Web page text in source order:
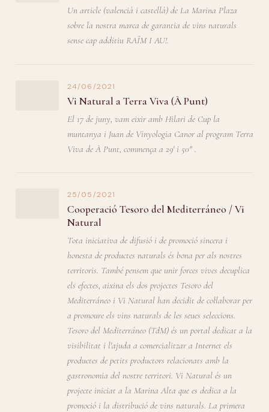
Un article (valencià i castellà) de La Marina Plaza
sobre la nostra marca de garantia de vins naturals
sense cap additiu RAÏM I AU!.
24/06/2021
Vi Natural a Terra Viva (À Punt)
El 17 de juny, vam eixir amb Hilari de Cup la
muntanya i Juan de Vinyologia Canor al program Terra
Viva de À Punt, commença a 29' i 50" .
25/05/2021
Cooperació Tesoro del Mediterráneo / Vi
Natural
Tota iniciativa de difusió i de promoció sincera i
honesta de productes naturals és bona per als nostres
territoris. També pensem que unir forces vives decuplica
els efectes, aixina els dos projectes Tesoro del
Mediterráneo i Vi Natural han decidit de col·laborar per
a promoure els vins naturals de les seues seleccions.
Tesoro del Mediterráneo (TdM) és un portal dedicat a la
visibilitat i l'ajuda a comercialitzar a Internet els
productes de petits productors relacionats amb la
gastronomia del nostre territori. Vi Natural és un
projecte iniciat a la Marina Alta que es dedica a la
promoció i la distribució de vins naturals. La primera